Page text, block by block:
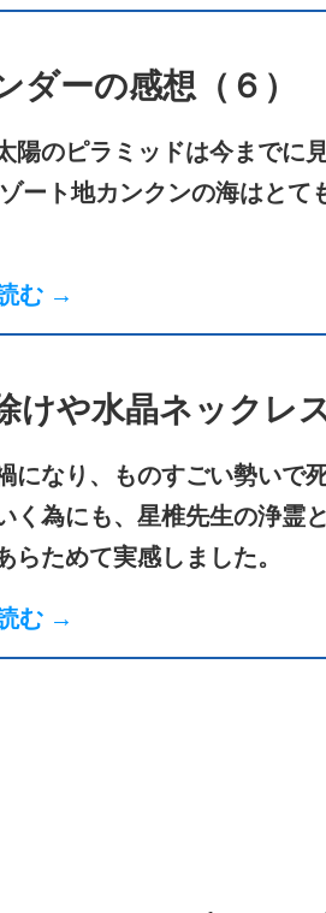
ダーの感想（６）
陽のピラミッドは今までに
ート地カンクンの海はとて
む →
けや水晶ネックレ
になり、ものすごい勢いで
く為にも、星椎先生の浄霊
らためて実感しました。
む →